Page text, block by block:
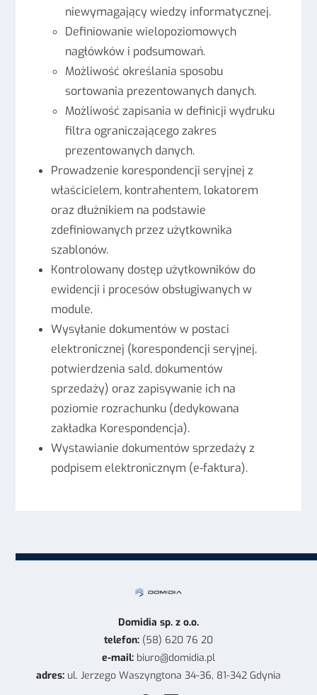
niewymagający wiedzy informatycznej.
Definiowanie wielopoziomowych
nagłówków i podsumowań.
Możliwość określania sposobu
sortowania prezentowanych danych.
Możliwość zapisania w definicji wydruku
filtra ograniczającego zakres
prezentowanych danych.
Prowadzenie korespondencji seryjnej z
właścicielem, kontrahentem, lokatorem
oraz dłużnikiem na podstawie
zdefiniowanych przez użytkownika
szablonów.
Kontrolowany dostęp użytkowników do
ewidencji i procesów obsługiwanych w
module.
Wysyłanie dokumentów w postaci
elektronicznej (korespondencji seryjnej,
potwierdzenia sald, dokumentów
sprzedaży) oraz zapisywanie ich na
poziomie rozrachunku (dedykowana
zakładka Korespondencja).
Wystawianie dokumentów sprzedaży z
podpisem elektronicznym (e-faktura).
Domidia sp. z o.o.
telefon: (58) 620 76 20
e-mail: biuro@domidia.pl
adres: ul. Jerzego Waszyngtona 34-36, 81-342 Gdynia